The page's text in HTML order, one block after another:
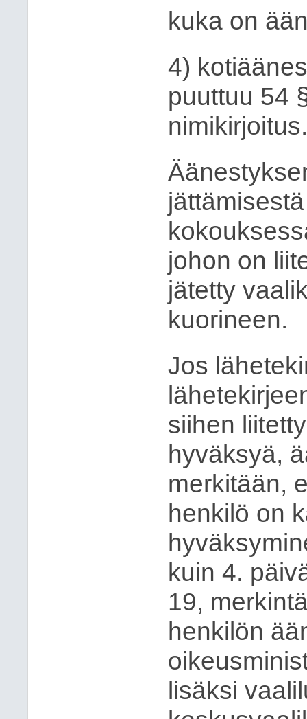
kuka on
4)
puuttuu 54
nimikirjoitus.
johon on
jätetty
kuorineen.
Jos
siihen
hyväksyä,
merkitään,
henkilö on
kuin 4.
19,
henkilön
lisäksi